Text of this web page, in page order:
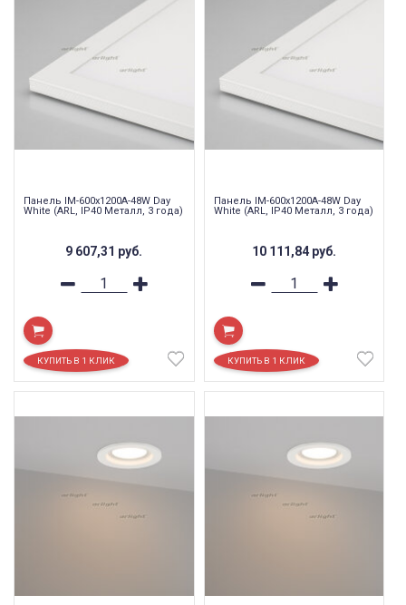
Панель IM-600x1200A-48W Day
White (ARL, IP40 Металл, 3 года)
9 607,31 руб.
Панель IM-600x1200A-48W Day
White (ARL, IP40 Металл, 3 года)
10 111,84 руб.